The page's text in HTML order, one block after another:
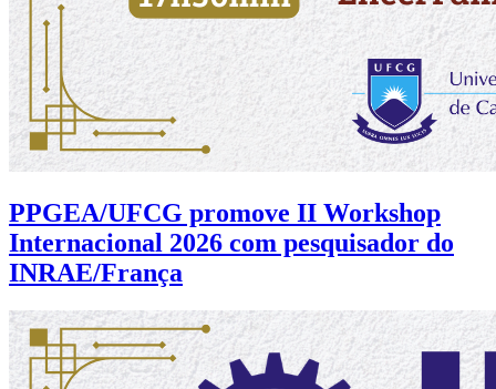
PPGEA/UFCG promove II Workshop
Internacional 2026 com pesquisador do
INRAE/França